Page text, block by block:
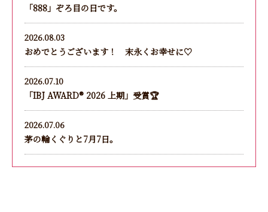
「888」ぞろ目の日です。
2026.08.03
おめでとうございます！ 末永くお幸せに♡
2026.07.10
「IBJ AWARD®︎ 2026 上期」受賞🏆
2026.07.06
茅の輪くぐりと7月7日。